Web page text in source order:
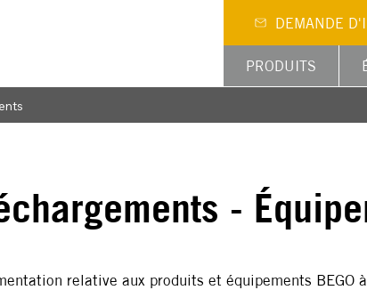
DEMANDE
PRODUITS
-
relative aux produits et équipements BEGO